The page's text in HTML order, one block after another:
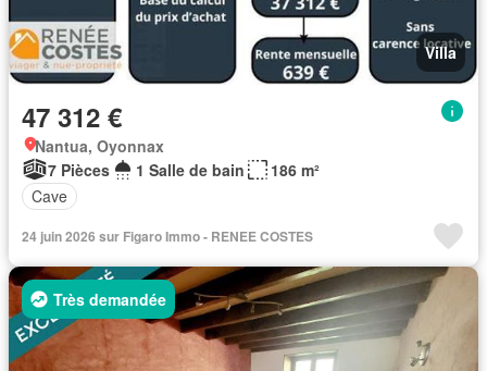
Villa
47 312 €
Nantua, Oyonnax
7 Pièces
1 Salle de bain
186 m²
Cave
24 juin 2026 sur Figaro Immo - RENEE COSTES
Très demandée